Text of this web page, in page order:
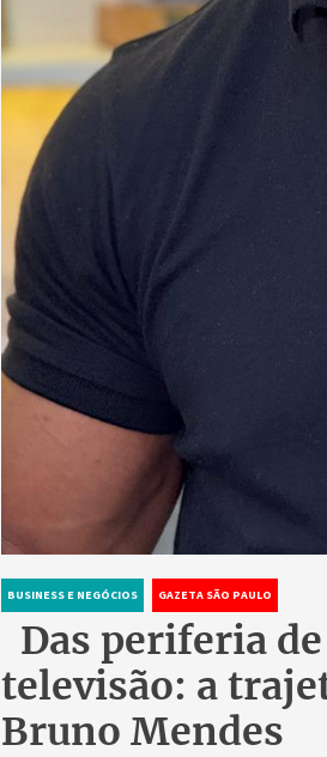
BUSINESS E NEGÓCIOS GAZETA SÃO PAULO
Das periferia
televisão: a
Bruno Mendes